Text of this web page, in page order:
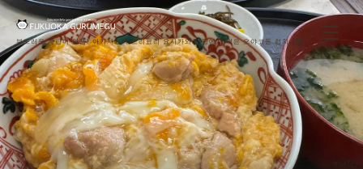
부드러운 계란이 일품! 아카사카의 토리료리 요시카와 식당에서 먹은 오야코돈 런치.【福岡
ぐるめぐ】